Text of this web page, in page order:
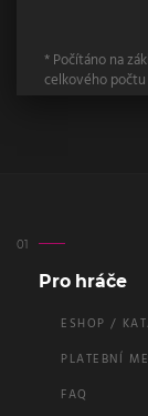
* Počítáno na
celkového počtu
Pro hráče
ESHOP /
PLATEBNÍ
FAQ